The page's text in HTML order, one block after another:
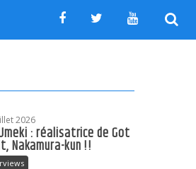
2026
: réalisatrice de Got
Nakamura-kun !!